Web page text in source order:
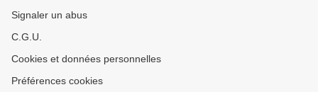
Signaler un abus
C.G.U.
Cookies et données personnelles
Préférences cookies